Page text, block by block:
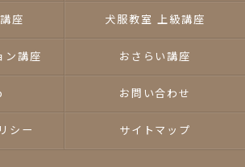
座 犬服教室 上級講座
ン講座 おさらい講座
お問い合わせ
シー サイトマップ